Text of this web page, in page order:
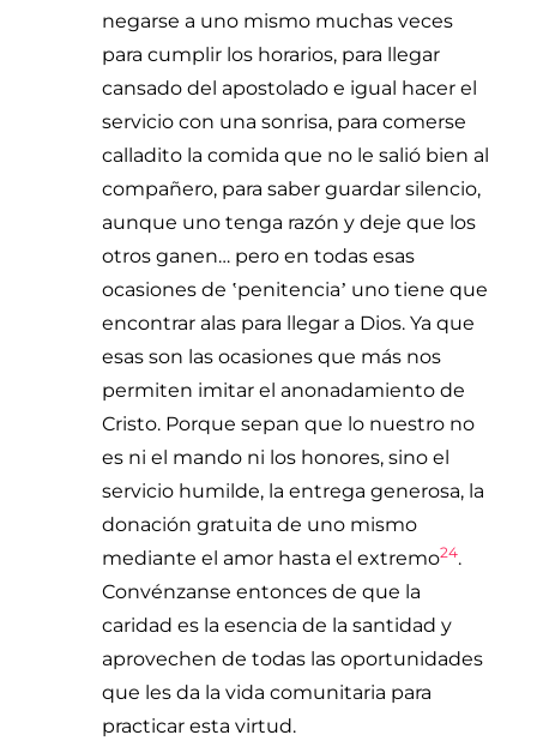
negarse a uno mismo muchas veces
para cumplir los horarios, para llegar
cansado del apostolado e igual hacer el
servicio con una sonrisa, para comerse
calladito la comida que no le salió bien al
compañero, para saber guardar silencio,
aunque uno tenga razón y deje que los
otros ganen… pero en todas esas
ocasiones de ʽpenitenciaʼ uno tiene que
encontrar alas para llegar a Dios. Ya que
esas son las ocasiones que más nos
permiten imitar el anonadamiento de
Cristo. Porque sepan que lo nuestro no
es ni el mando ni los honores, sino el
servicio humilde, la entrega generosa, la
donación gratuita de uno mismo
mediante el amor hasta el extremo24.
Convénzanse entonces de que la
caridad es la esencia de la santidad y
aprovechen de todas las oportunidades
que les da la vida comunitaria para
practicar esta virtud.